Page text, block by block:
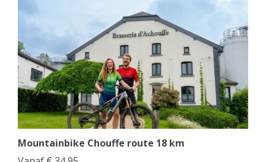
Mountainbike Chouffe route 18 km